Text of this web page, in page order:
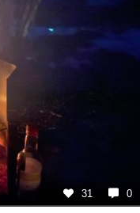
31 0